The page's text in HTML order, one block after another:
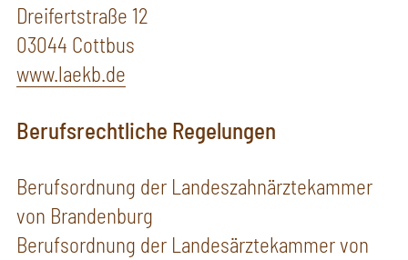
Dreifertstraße 12
03044 Cottbus
www.laekb.de
Berufsrechtliche Regelungen
Berufsordnung der Landeszahnärztekammer
von Brandenburg
Berufsordnung der Landesärztekammer von